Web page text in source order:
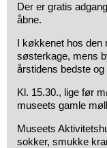
Der er gratis
åbne.
I køkkenet hos den
søsterkage, mens
årstidens bedste
Kl. 15.30., lige før
museets gamle
Museets
sokker, smukke